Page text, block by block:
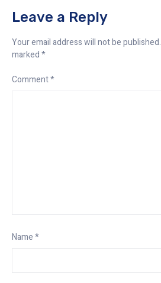
Leave a Reply
Your email address will not be published.
marked*
Comment*
Name*